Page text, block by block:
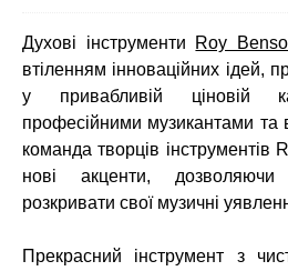
Духові інструменти Roy
втіленням інноваційних ідей,
у привабливій ціновій
професійними музикантами та
команда творців інструментів
нові акценти,
розкривати свої музичні
Прекрасний інструмент з